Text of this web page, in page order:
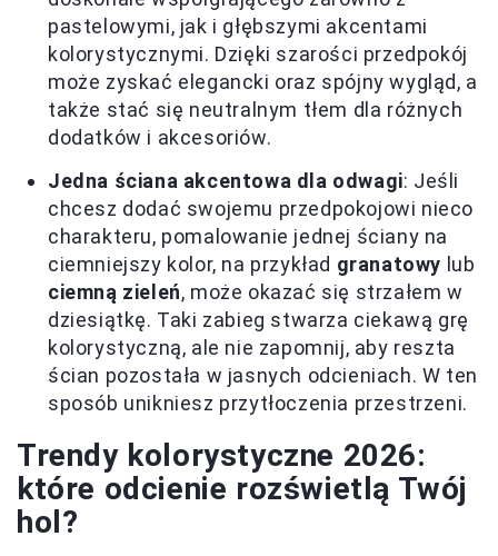
pastelowymi, jak i głębszymi akcentami
kolorystycznymi. Dzięki szarości przedpokój
może zyskać elegancki oraz spójny wygląd, a
także stać się neutralnym tłem dla różnych
dodatków i akcesoriów.
Jedna ściana akcentowa dla odwagi: Jeśli
chcesz dodać swojemu przedpokojowi nieco
charakteru, pomalowanie jednej ściany na
ciemniejszy kolor, na przykład granatowy lub
ciemną zieleń, może okazać się strzałem w
dziesiątkę. Taki zabieg stwarza ciekawą grę
kolorystyczną, ale nie zapomnij, aby reszta
ścian pozostała w jasnych odcieniach. W ten
sposób unikniesz przytłoczenia przestrzeni.
Trendy kolorystyczne 2026:
które odcienie rozświetlą Twój
hol?